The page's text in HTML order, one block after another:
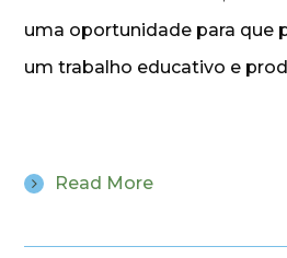
uma oportunidade para que
um trabalho educativo e
Read More